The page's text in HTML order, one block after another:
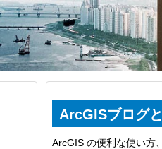
ArcGISブログ
ArcGIS の便利な使い方